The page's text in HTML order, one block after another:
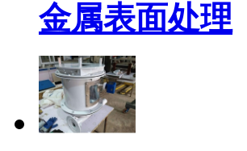
金属表面处理